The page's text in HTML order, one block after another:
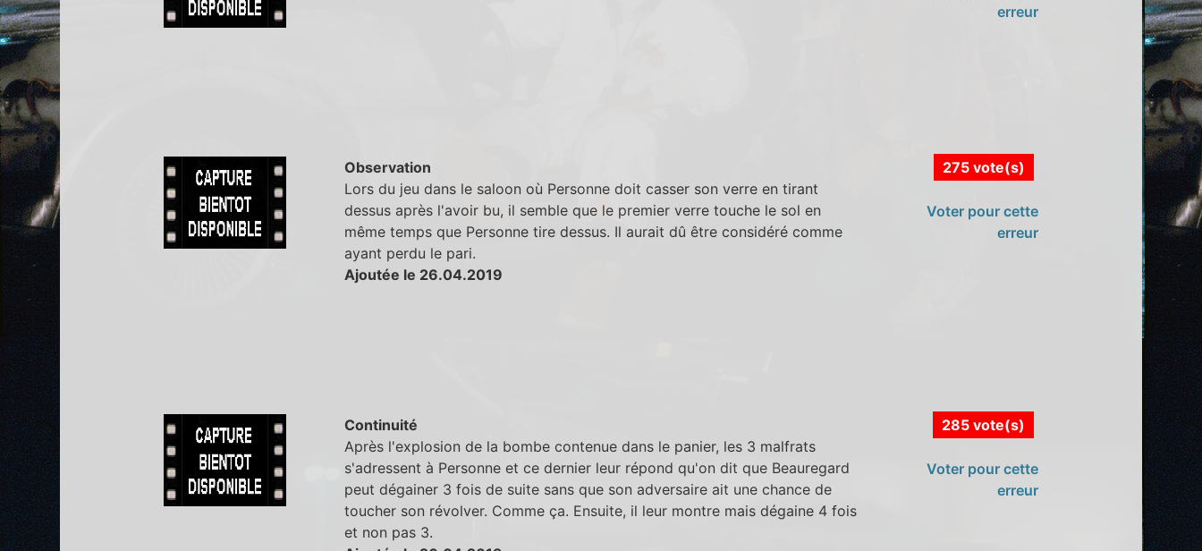
erreur
Observation
Lors du jeu dans le saloon où Personne doit casser son verre en tirant
dessus après l'avoir bu, il semble que le premier verre touche le sol en
même temps que Personne tire dessus. Il aurait dû être considéré comme
ayant perdu le pari.
Ajoutée le 26.04.2019
275 vote(s)
Voter pour cette
erreur
Continuité
Après l'explosion de la bombe contenue dans le panier, les 3 malfrats
s'adressent à Personne et ce dernier leur répond qu'on dit que Beauregard
peut dégainer 3 fois de suite sans que son adversaire ait une chance de
toucher son révolver. Comme ça. Ensuite, il leur montre mais dégaine 4 fois
et non pas 3.
285 vote(s)
Voter pour cette
erreur